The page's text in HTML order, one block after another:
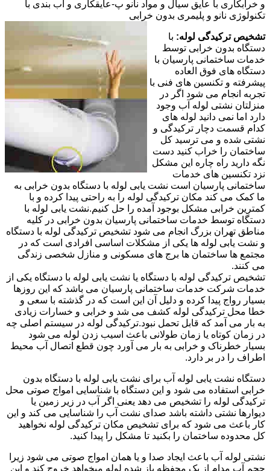
و خرابکاری با عایق سیال و مواد نانو پ-عایقکاری و آب بندی با
تکنولوژی نانو و پلیمری بدون خرابی
تشخیص ترکیدگی لوله: با
دستگاه بدون خرابی توسط
خدمات ساختمانی پارسیان با
دستگاه های فوق العاده
پیشرفته و تکنسین های فنی با
تجربه انجام می شود اگر در
منزلتان نشتی لوله آب وجود
دارد اما نمی دانید لوله های
کدام قسمت دچار ترکیدگی و
نشتی شده و می ترسید کل
ساختمان را خراب کنید دست
نگه دارید راه چاره این مشکل
نزد تکنسین های خدمات
ساختمانی پارسیان است نشت یابی لوله با دستگاه بدون خرابی به
ما کمک می کند مکان ترکیدگی لوله را به راحتی پیدا کرده و با
کمترین خرابی مشکل بوجود آمده را حل کنیم.نشت یابی لوله با
دستگاه توسط خدمات ساختمانی پارسیان بدون خرابی در کلیه
مناطق تهران بزرگ انجام می شود تشخیص ترکیدگی لوله با دستگاه
و نشت یابی لوله ها یکی از مشکلات اساسی افرادی است که در
مجتمع ها ساختمان ها برج های مسکونی و منازل شخصی زندگی
می کنند.
تشخیص ترکیدگی لوله با دستگاه یا نشت یابی لوله با دستگاه یکی از
خدمات شرکت خدمات ساختمانی پارسیان می باشد که این روزها
بسیار رواج پیدا کرده و دلیل آن این است که در گذشته با سعی و
خطا محل ترکیدگی لوله کشف می شد و خرابی و خسارات زیادی
به بار می آمد که قابل تحمل نبود.ترکیدگی لوله در سیستم اصلی چه
در زمان کوتاه یا زمان طولانی باعث اسیب زدن لوله می شود
بسیار خطرناک و خرابی به بار می آورد چون قطع اتصال آب محیط
اطراف را در بر دارد.
دستگاه نشت یابی لوله آب برای نشت یابی لوله با دستگاه بدون
خرابی استفاده می شود و این دستگاه با شناسایی امواج صوتی محل
ترکیدگی لوله را تشخیص می دهد یعنی اگر آب در زیر زمین یا
دیوارها نشتی داشته باشد صدای نشت آب را شناسایی می کند و این
کار باعث می شود که برای تشخیص مکان ترکیدگی لوله نخواهید
کل محدوده ساختمان را بکنید تا مشکل را پیدا کنید.
نشتی لوله آب باعث ایجاد صدا و یا همان امواج صوتی می شود زیرا
حجم آب مدام از یک محفظه باز شده لوله میخواهد خروج کند و این